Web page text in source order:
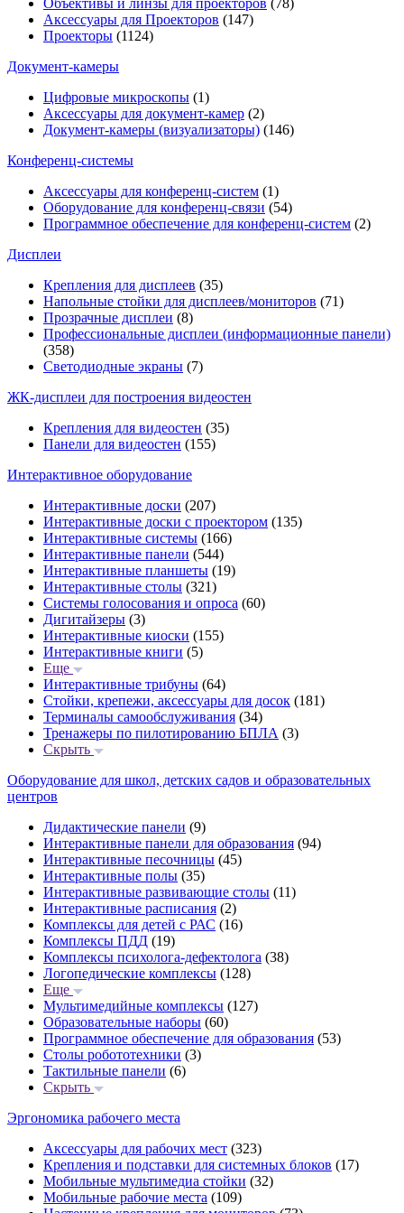
Объективы и линзы для проекторов (78)
Аксессуары для Проекторов (147)
Проекторы (1124)
Документ-камеры
Цифровые микроскопы (1)
Аксессуары для документ-камер (2)
Документ-камеры (визуализаторы) (146)
Конференц-системы
Аксессуары для конференц-систем (1)
Оборудование для конференц-связи (54)
Программное обеспечение для конференц-систем (2)
Дисплеи
Крепления для дисплеев (35)
Напольные стойки для дисплеев/мониторов (71)
Прозрачные дисплеи (8)
Профессиональные дисплеи (информационные панели)
(358)
Светодиодные экраны (7)
ЖК-дисплеи для построения видеостен
Крепления для видеостен (35)
Панели для видеостен (155)
Интерактивное оборудование
Интерактивные доски (207)
Интерактивные доски с проектором (135)
Интерактивные системы (166)
Интерактивные панели (544)
Интерактивные планшеты (19)
Интерактивные столы (321)
Системы голосования и опроса (60)
Дигитайзеры (3)
Интерактивные киоски (155)
Интерактивные книги (5)
Еще
Интерактивные трибуны (64)
Стойки, крепежи, аксессуары для досок (181)
Терминалы самообслуживания (34)
Тренажеры по пилотированию БПЛА (3)
Скрыть
Оборудование для школ, детских садов и образовательных
центров
Дидактические панели (9)
Интерактивные панели для образования (94)
Интерактивные песочницы (45)
Интерактивные полы (35)
Интерактивные развивающие столы (11)
Интерактивные расписания (2)
Комплексы для детей с РАС (16)
Комплексы ПДД (19)
Комплексы психолога-дефектолога (38)
Логопедические комплексы (128)
Еще
Мультимедийные комплексы (127)
Образовательные наборы (60)
Программное обеспечение для образования (53)
Столы робототехники (3)
Тактильные панели (6)
Скрыть
Эргономика рабочего места
Аксессуары для рабочих мест (323)
Крепления и подставки для системных блоков (17)
Мобильные мультимедиа стойки (32)
Мобильные рабочие места (109)